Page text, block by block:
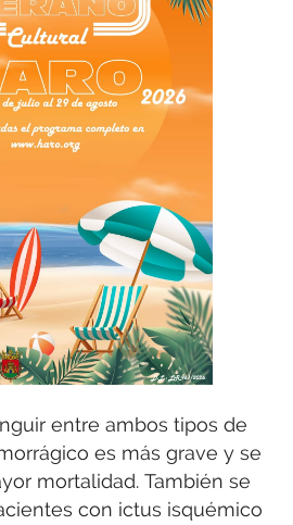
entre ambos tipos de
es más grave y se
mortalidad. También se
con ictus isquémico